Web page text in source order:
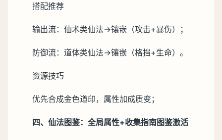
搭配推荐
输出流：仙术类仙法→镶嵌（攻击+暴伤）；
防御流：道体类仙法→镶嵌（格挡+生命）。
资源技巧
优先合成金色道印，属性加成质变；
四、仙法图鉴：全局属性+收集指南图鉴激活